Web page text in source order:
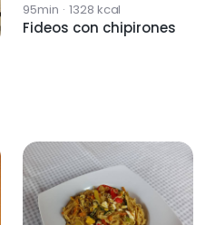
95min · 1328 kcal
Fideos con chipirones